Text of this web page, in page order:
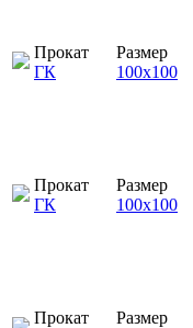
Прокат
ГК
Размер
100х100
Прокат
ГК
Размер
100х100
Прокат
Размер